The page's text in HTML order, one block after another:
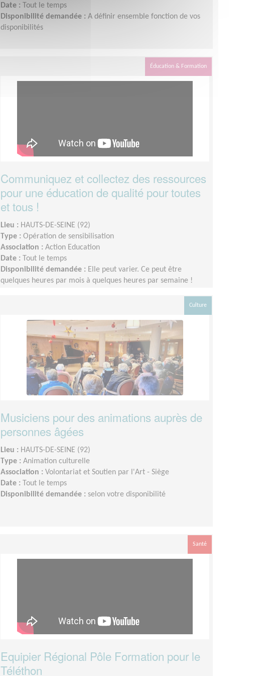
Date : Tout le temps
Disponibilité demandée : A définir ensemble fonction de vos
disponibilités
Éducation & Formation
Communiquez et collectez des ressources
pour une éducation de qualité pour toutes
et tous !
Lieu : HAUTS-DE-SEINE (92)
Type : Opération de sensibilisation
Association : Action Education
Date : Tout le temps
Disponibilité demandée : Elle peut varier. Ce peut être
quelques heures par mois à quelques heures par semaine !
Culture
Musiciens pour des animations auprès de
personnes âgées
Lieu : HAUTS-DE-SEINE (92)
Type : Animation culturelle
Association : Volontariat et Soutien par l'Art - Siège
Date : Tout le temps
Disponibilité demandée : selon votre disponibilité
Santé
Equipier Régional Pôle Formation pour le
Téléthon